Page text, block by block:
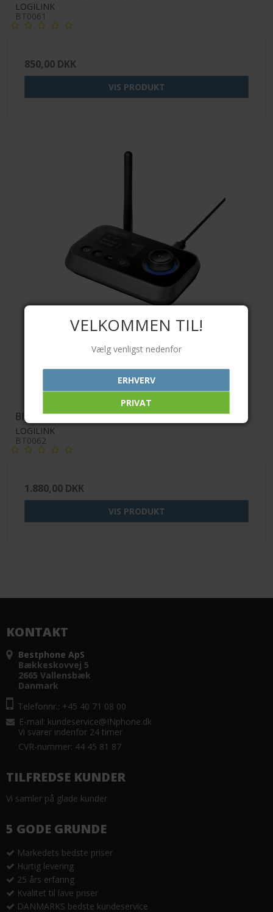
LOGILINK
BT0061
850,00 DKK
VIS PRODUKT
Bluetooth 5.0 audio transmitter and receiver
LOGILINK
BT0062
1.880,00 DKK
VIS PRODUKT
KONTAKT
Bestphone ApS
Bækkeskovvej 5
2665 Vallensbæk
Danmark
Telefonnr.: +45 40 71 08 00
E-mail: kundeservice@INphone.dk
Vi svarer indenfor 24 timer
CVR-nummer: 44 45 81 87
TILFREDSE KUNDER
Vi samler på glade kunder
5 GODE GRUNDE
Markedets bedste priser
Hurtig levering
25 års erfaring
Kvalitet til lave priser
DANMARKS bedste kundeservice
VELKOMMEN TIL!
Vælg venligst nedenfor
ERHVERV
PRIVAT